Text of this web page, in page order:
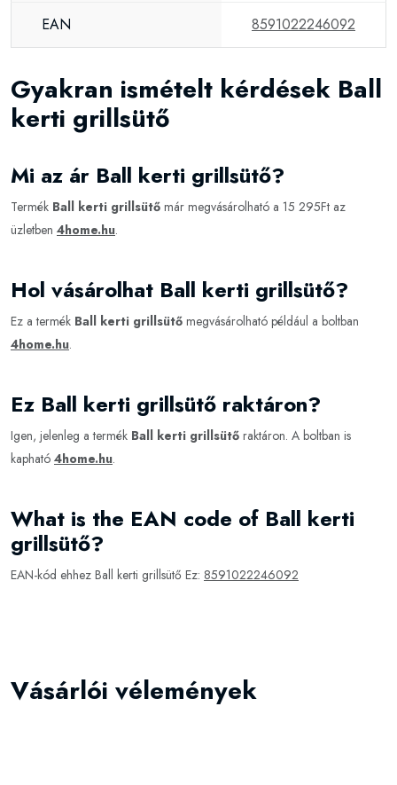
EAN 8591022246092
Gyakran ismételt kérdések Ball
kerti grillsütő
Mi az ár Ball kerti grillsütő?
Termék Ball kerti grillsütő már megvásárolható a 15 295Ft az
üzletben 4home.hu.
Hol vásárolhat Ball kerti grillsütő?
Ez a termék Ball kerti grillsütő megvásárolható például a boltban
4home.hu.
Ez Ball kerti grillsütő raktáron?
Igen, jelenleg a termék Ball kerti grillsütő raktáron. A boltban is
kapható 4home.hu.
What is the EAN code of Ball kerti
grillsütő?
EAN-kód ehhez Ball kerti grillsütő Ez: 8591022246092
Vásárlói vélemények